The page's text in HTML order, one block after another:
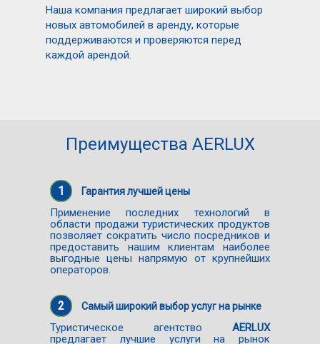
Наша компания предлагает широкий выбор
новых автомобилей в аренду, которые
поддерживаются и проверяются перед
каждой арендой.
Преимущества AERLUX
1 Гарантия лучшей цены
Применение последних технологий в
области продажи туристических продуктов
позволяет сократить число посредников и
предоставить нашим клиентам наиболее
выгодные цены напрямую от крупнейших
операторов.
2 Самый широкий выбор услуг на рынке
Туристическое агентство AERLUX
предлагает лучшие услуги на рынок